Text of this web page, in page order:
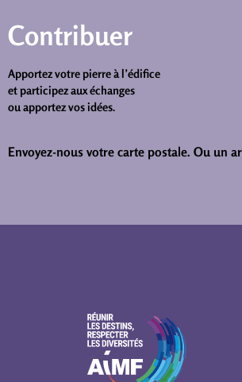
Contribuer
Apportez votre pierre à l’édifice
et participez aux échanges
ou apportez vos idées.
Envoyez-nous votre carte postale. Ou un